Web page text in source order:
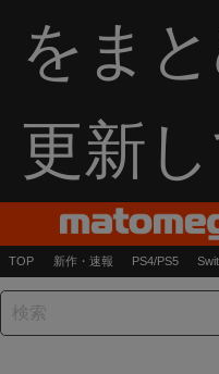
をま
更新
TOP 新作・速報 PS4/PS5